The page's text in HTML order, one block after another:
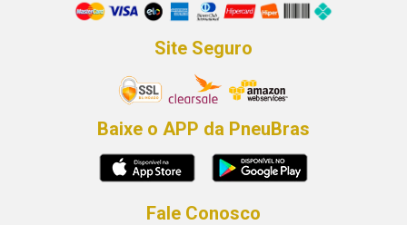
Site Seguro
Baixe o APP da PneuBras
Fale Conosco